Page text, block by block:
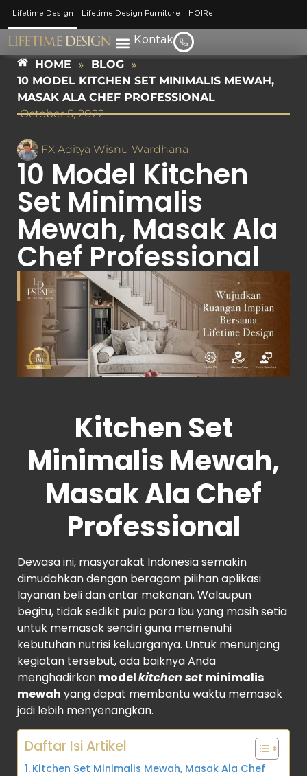
Lifetime Design Lifetime Design Furniture HOIRe
Kontak
HOME » BLOG »
10 MODEL KITCHEN SET MINIMALIS MEWAH,
MASAK ALA CHEF PROFESSIONAL
October 5, 2022
FX Aditya Wisnu Wardhana
10 Model Kitchen
Set Minimalis
Mewah, Masak Ala
Chef Professional
Kitchen Set
Minimalis Mewah,
Masak Ala Chef
Professional
Dewasa ini, masyarakat Indonesia semakin
dimudahkan dengan beragam pilihan aplikasi
layanan beli dan antar makanan. Walaupun
begitu, tidak sedikit pula para Ibu yang masih setia
untuk memasak sendiri guna memenuhi
kebutuhan nutrisi keluarganya. Untuk menunjang
kegiatan tersebut, ada baiknya Anda
menghadirkan modelkitchen setminimalis
mewah yang dapat membantu waktu memasak
jadi lebih menyenangkan.
Daftar Isi Artikel
Kitchen Set Minimalis Mewah, Masak Ala Chef